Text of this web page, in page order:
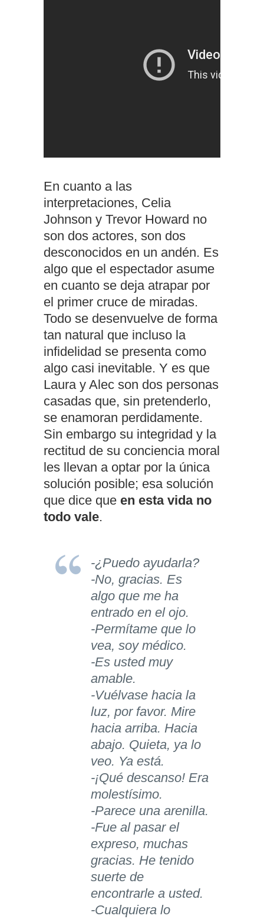
En cuanto a las
interpretaciones, Celia
Johnson y Trevor Howard no
son dos actores, son dos
desconocidos en un andén. Es
algo que el espectador asume
en cuanto se deja atrapar por
el primer cruce de miradas.
Todo se desenvuelve de forma
tan natural que incluso la
infidelidad se presenta como
algo casi inevitable. Y es que
Laura y Alec son dos personas
casadas que, sin pretenderlo,
se enamoran perdidamente.
Sin embargo su integridad y la
rectitud de su conciencia moral
les llevan a optar por la única
solución posible; esa solución
que dice que en esta vida no
todo vale.
-¿Puedo ayudarla?
-No, gracias. Es
algo que me ha
entrado en el ojo.
-Permítame que lo
vea, soy médico.
-Es usted muy
amable.
-Vuélvase hacia la
luz, por favor. Mire
hacia arriba. Hacia
abajo. Quieta, ya lo
veo. Ya está.
-¡Qué descanso! Era
molestísimo.
-Parece una arenilla.
-Fue al pasar el
expreso, muchas
gracias. He tenido
suerte de
encontrarle a usted.
-Cualquiera lo